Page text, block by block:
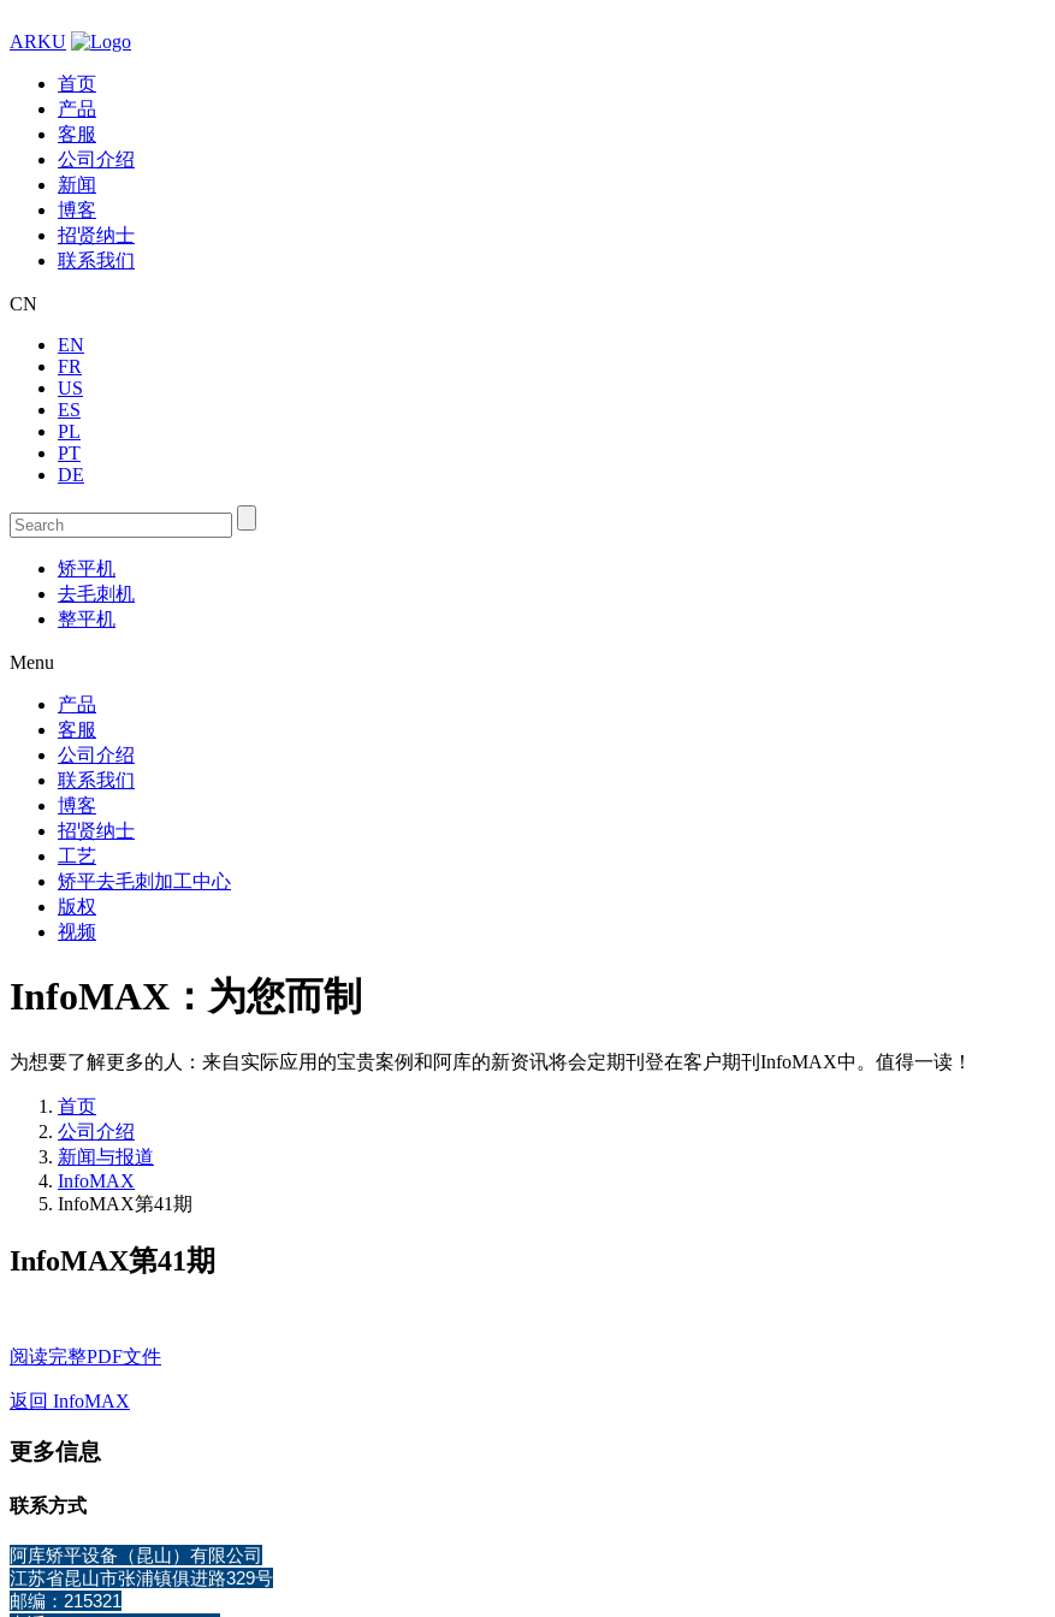
ARKU
首页
产品
客服
公司介绍
新闻
博客
招贤纳士
联系我们
CN
EN
FR
US
ES
PL
PT
DE
矫平机
去毛刺机
整平机
Menu
产品
客服
公司介绍
联系我们
博客
招贤纳士
工艺
矫平去毛刺加工中心
版权
视频
InfoMAX：为您而制
为想要了解更多的人：来自实际应用的宝贵案例和阿库的新资讯将会定期刊登在客户期刊InfoMAX中。值得一读！
首页
公司介绍
新闻与报道
InfoMAX
InfoMAX第41期
InfoMAX第41期
阅读完整PDF文件
返回 InfoMAX
更多信息
联系方式
阿库矫平设备（昆山）有限公司
江苏省昆山市张浦镇俱进路329号
邮编：215321